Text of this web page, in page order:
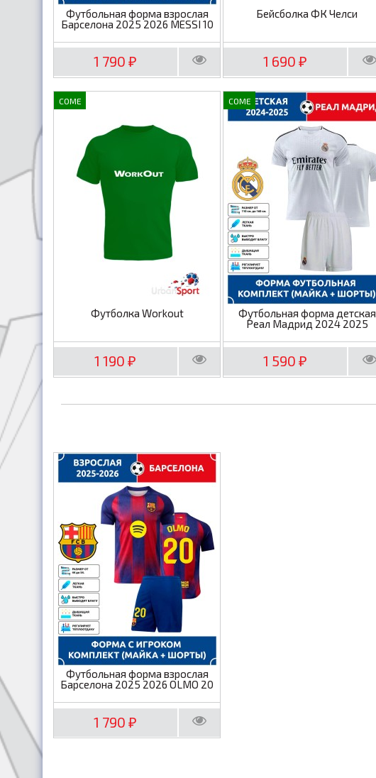
Футбольная форма взрослая
Барселона 2025 2026 MESSI 10
1 790₽
Бейсболка ФК Челси
1 690₽
COME
Футболка Workout
1 190₽
COME
Футбольная форма детская
Реал Мадрид 2024 2025
1 590₽
Футбольная форма взрослая
Барселона 2025 2026 OLMO 20
1 790₽